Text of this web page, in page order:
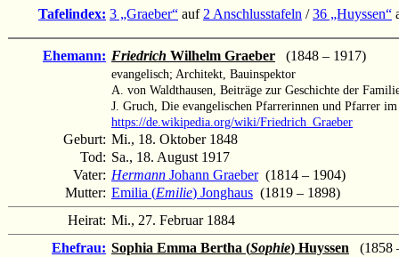
Tafelindex: 3 „Graeber“ auf 2 Anschlusstafeln /36 „Huyssen“
Ehemann: Friedrich Wilhelm Graeber (1848 – 1917)
evangelisch; Architekt, Bauinspektor
A. von Waldthausen, Beiträge zur Geschichte der
J. Gruch, Die evangelischen Pfarrerinnen und Pfarrer
https://de.wikipedia.org/wiki/Friedrich_Graeber
Geburt: Mi., 18. Oktober 1848
Tod: Sa., 18. August 1917
Vater: Hermann Johann Graeber(1814 – 1904)
Mutter: Emilia (Emilie) Jonghaus (1819 – 1898)
Heirat: Mi., 27. Februar 1884
Ehefrau: Sophia Emma Bertha (Sophie) Huyssen (1858